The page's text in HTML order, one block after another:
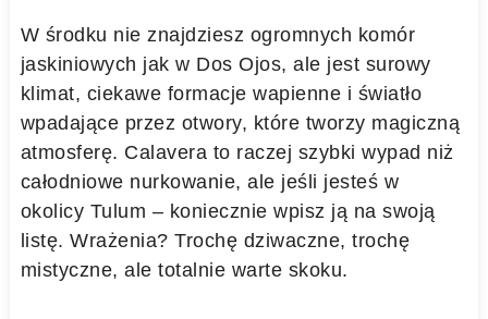
W środku nie znajdziesz ogromnych komór
jaskiniowych jak w Dos Ojos, ale jest surowy
klimat, ciekawe formacje wapienne i światło
wpadające przez otwory, które tworzy magiczną
atmosferę. Calavera to raczej szybki wypad niż
całodniowe nurkowanie, ale jeśli jesteś w
okolicy Tulum – koniecznie wpisz ją na swoją
listę. Wrażenia? Trochę dziwaczne, trochę
mistyczne, ale totalnie warte skoku.